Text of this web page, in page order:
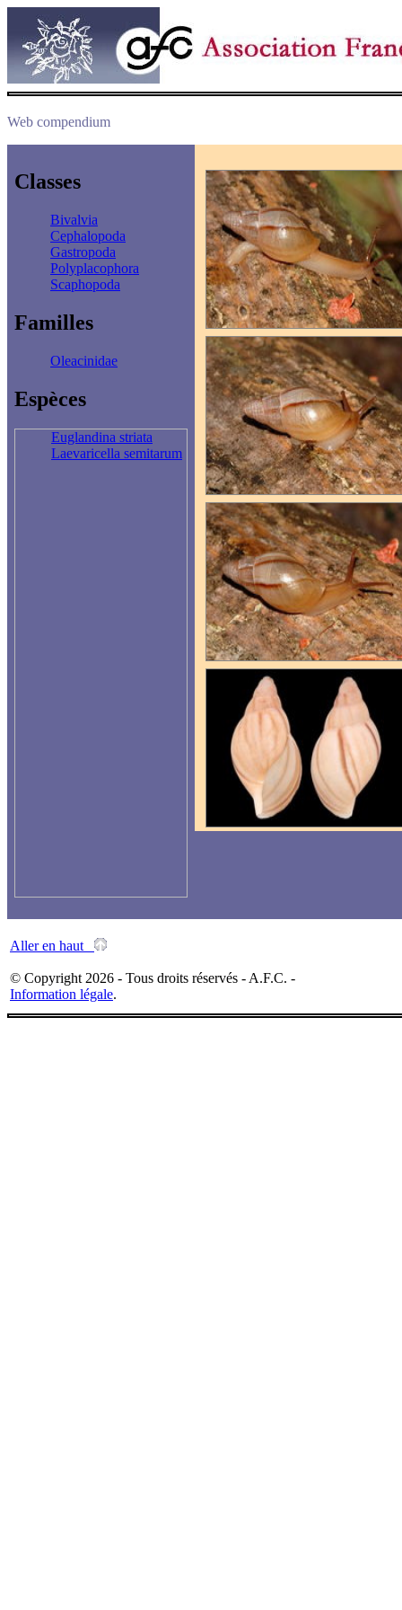
Web compendium
Classes
Bivalvia
Cephalopoda
Gastropoda
Polyplacophora
Scaphopoda
Familles
Oleacinidae
Espèces
Euglandina striata
Laevaricella semitarum
Aller en haut
© Copyright 2026 - Tous droits réservés - A.F.C. -
Information légale.